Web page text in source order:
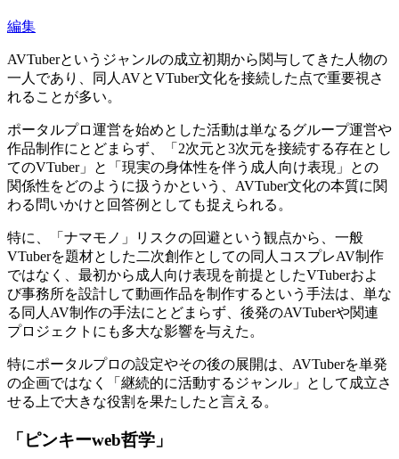
編集
AVTuberというジャンルの成立初期から関与してきた人物の
一人であり、同人AVとVTuber文化を接続した点で重要視さ
れることが多い。
ポータルプロ運営を始めとした活動は単なるグループ運営や
作品制作にとどまらず、「2次元と3次元を接続する存在とし
てのVTuber」と「現実の身体性を伴う成人向け表現」との
関係性をどのように扱うかという、AVTuber文化の本質に関
わる問いかけと回答例としても捉えられる。
特に、「ナマモノ」リスクの回避という観点から、一般
VTuberを題材とした二次創作としての同人コスプレAV制作
ではなく、最初から成人向け表現を前提としたVTuberおよ
び事務所を設計して動画作品を制作するという手法は、単な
る同人AV制作の手法にとどまらず、後発のAVTuberや関連
プロジェクトにも多大な影響を与えた。
特にポータルプロの設定やその後の展開は、AVTuberを単発
の企画ではなく「継続的に活動するジャンル」として成立さ
せる上で大きな役割を果たしたと言える。
「ピンキーweb哲学」